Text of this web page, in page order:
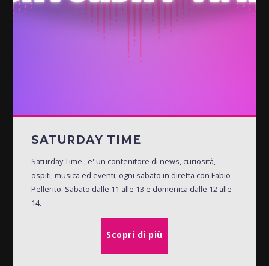
SATURDAY TIME
Saturday Time , e' un contenitore di news, curiosità,
ospiti, musica ed eventi, ogni sabato in diretta con Fabio
Pellerito. Sabato dalle 11 alle 13 e domenica dalle 12 alle
14.
Scopri di più